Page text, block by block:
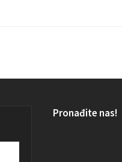
Pronađite nas!